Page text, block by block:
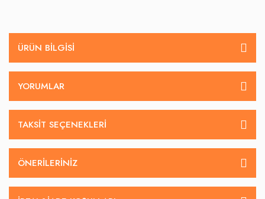
ÜRÜN BILGISI
YORUMLAR
TAKSIT SEÇENEKLERI
ÖNERILERINIZ